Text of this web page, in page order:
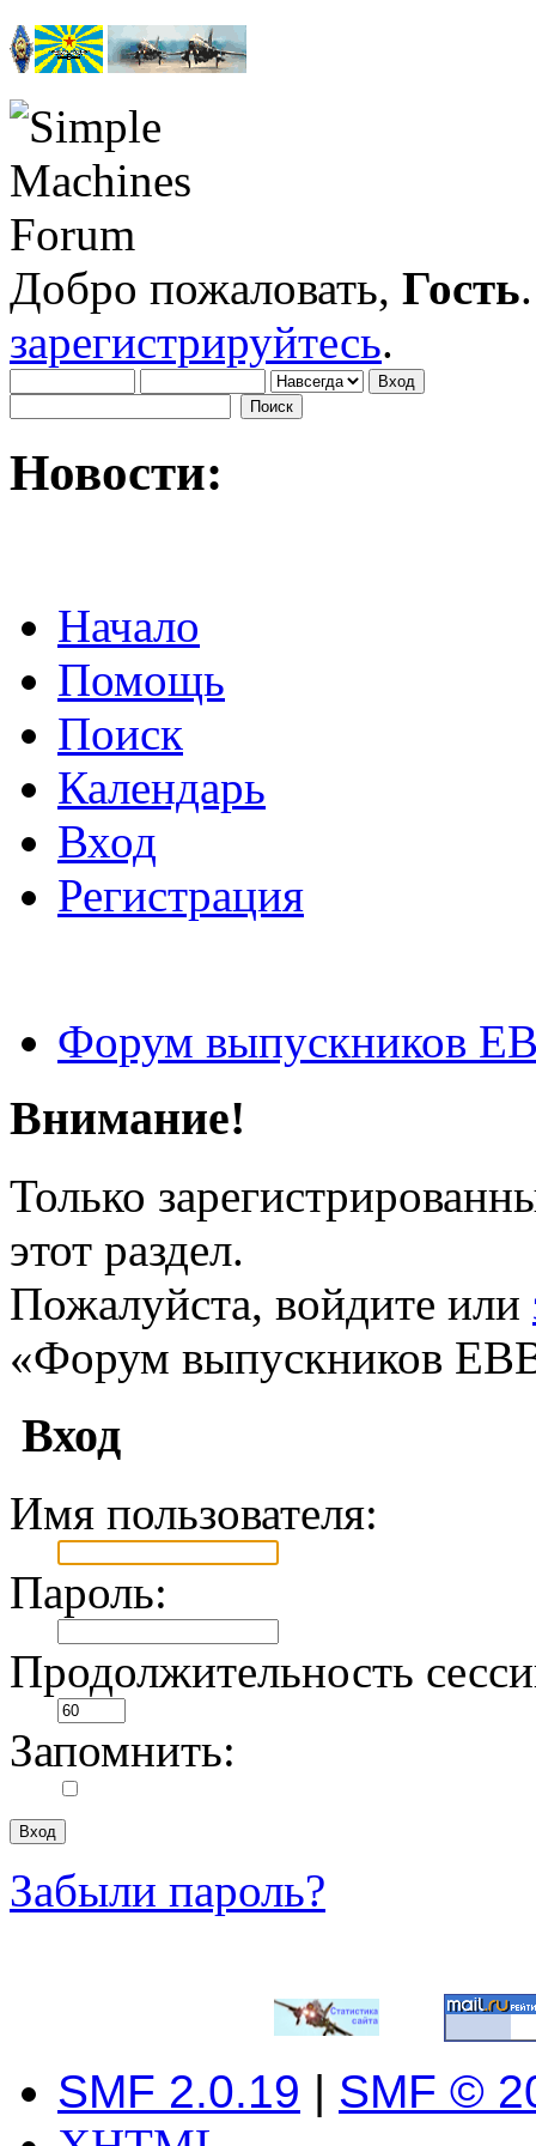
Добро пожаловать, Гость
зарегистрируйтесь.
Новости:
Начало
Помощь
Поиск
Календарь
Вход
Регистрация
Форум выпускников
Внимание!
Только
этот раздел.
Пожалуйста, войдите или
«Форум выпускников
Вход
Имя пользователя:
Пароль:
Продолжительность
Запомнить:
Забыли пароль?
SMF 2.0.19 | SMF ©